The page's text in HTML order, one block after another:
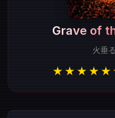
Grave of
火垂